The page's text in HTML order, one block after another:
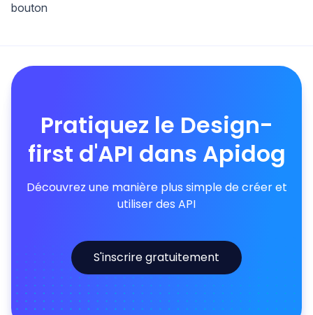
bouton
Pratiquez le Design-
first d'API dans Apidog
Découvrez une manière plus simple de créer et
utiliser des API
S'inscrire gratuitement